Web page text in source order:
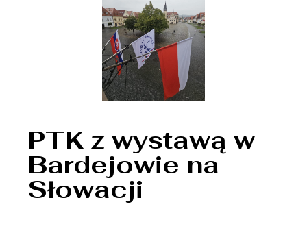
PTK z wystawą w
Bardejowie na
Słowacji